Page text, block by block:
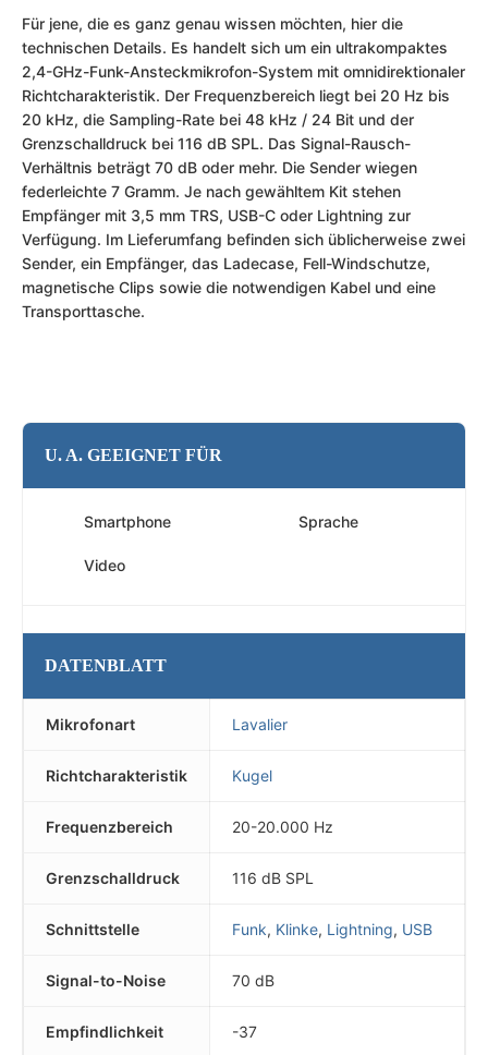
Für jene, die es ganz genau wissen möchten, hier die
technischen Details. Es handelt sich um ein ultrakompaktes
2,4-GHz-Funk-Ansteckmikrofon-System mit omnidirektionaler
Richtcharakteristik. Der Frequenzbereich liegt bei 20 Hz bis
20 kHz, die Sampling-Rate bei 48 kHz / 24 Bit und der
Grenzschalldruck bei 116 dB SPL. Das Signal-Rausch-
Verhältnis beträgt 70 dB oder mehr. Die Sender wiegen
federleichte 7 Gramm. Je nach gewähltem Kit stehen
Empfänger mit 3,5 mm TRS, USB-C oder Lightning zur
Verfügung. Im Lieferumfang befinden sich üblicherweise zwei
Sender, ein Empfänger, das Ladecase, Fell-Windschutze,
magnetische Clips sowie die notwendigen Kabel und eine
Transporttasche.
U. A. GEEIGNET FÜR
Smartphone Sprache
Video
DATENBLATT
Mikrofonart Lavalier
Richtcharakteristik Kugel
Frequenzbereich 20-20.000 Hz
Grenzschalldruck 116 dB SPL
Schnittstelle Funk, Klinke, Lightning, USB
Signal-to-Noise 70 dB
Empfindlichkeit -37